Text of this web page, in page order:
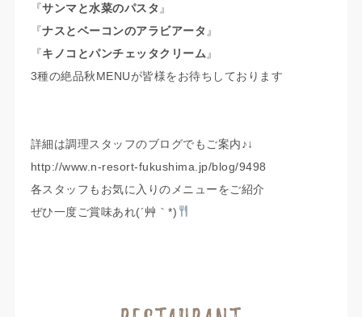
『サンマと水菜のパスタ 』
『ナスとベーコンのアラビアータ 』
『キノコとパンチェッタクリーム 』
3種の絶品秋MENUが皆様をお待ちしております
詳細は調理スタッフのブログでもご案内♪↓
http://www.n-resort-fukushima.jp/blog/9498
各スタッフもお気に入りのメニューをご紹介
ぜひ一度ご賞味あれ(´艸｀*)